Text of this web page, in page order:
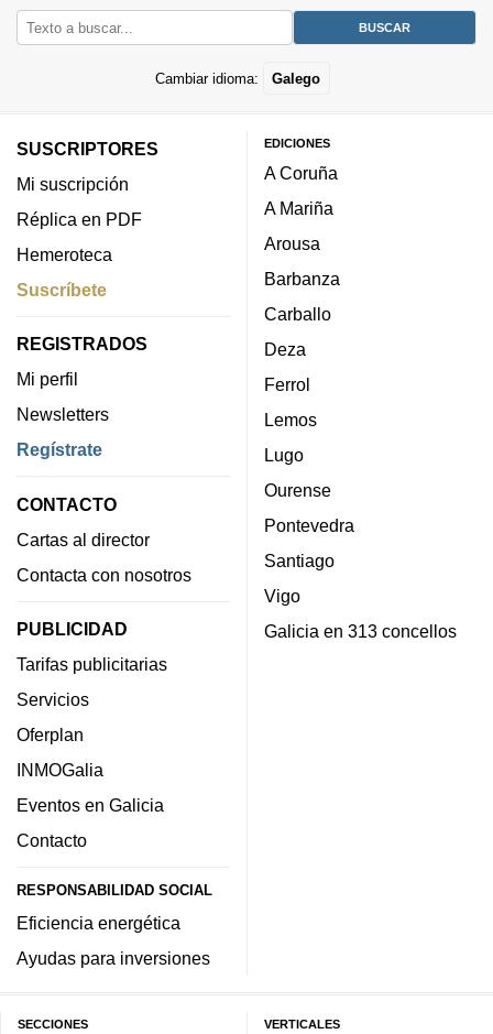
Cambiar idioma: Galego
SUSCRIPTORES
Mi suscripción
Réplica en PDF
Hemeroteca
Suscríbete
REGISTRADOS
Mi perfil
Newsletters
Regístrate
CONTACTO
Cartas al director
Contacta con nosotros
PUBLICIDAD
Tarifas publicitarias
Servicios
Oferplan
INMOGalia
Eventos en Galicia
Contacto
RESPONSABILIDAD SOCIAL
Eficiencia energética
Ayudas para inversiones
EDICIONES
A Coruña
A Mariña
Arousa
Barbanza
Carballo
Deza
Ferrol
Lemos
Lugo
Ourense
Pontevedra
Santiago
Vigo
Galicia en 313 concellos
SECCIONES VERTICALES